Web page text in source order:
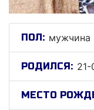
ПОЛ: мужчина
РОДИЛСЯ: 21-
МЕСТО